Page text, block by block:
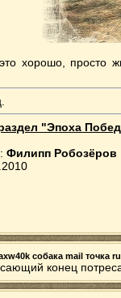
хорошо, просто
"Эпоха
Филипп Робозёров
собака mail точка
конец